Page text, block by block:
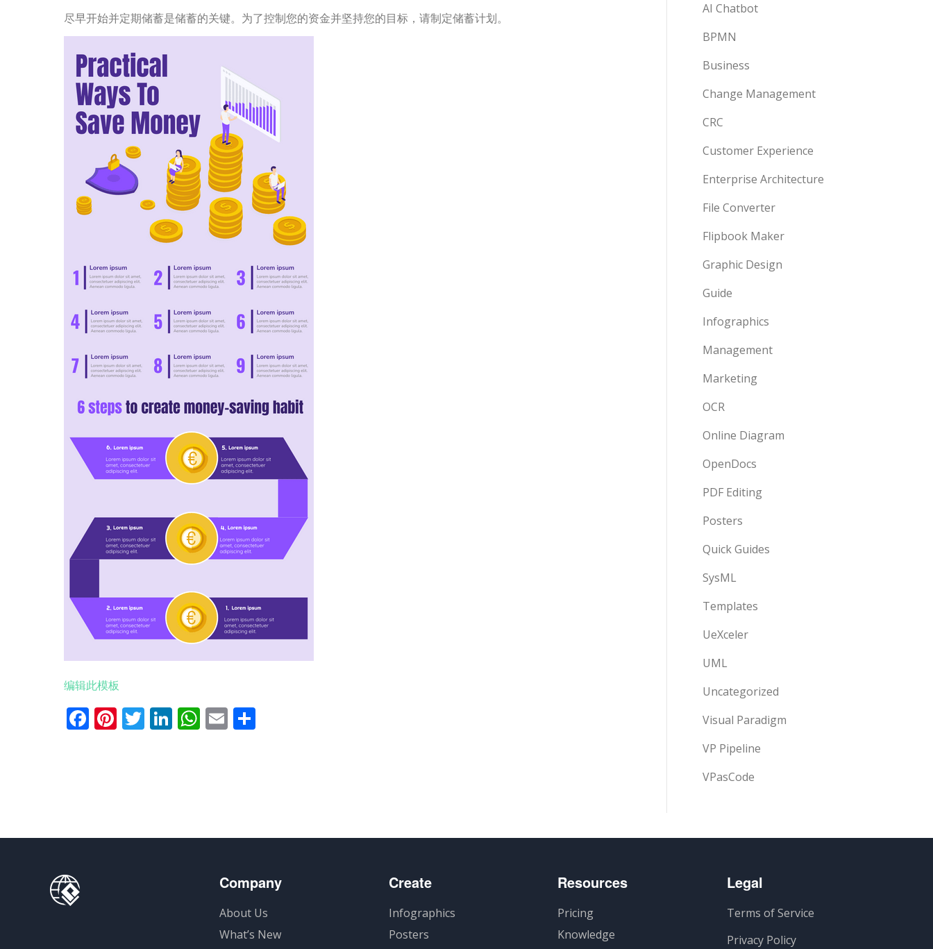
尽早开始并定期储蓄是储蓄的关键。为了控制您的资金并坚持您的目标，请制定储蓄计划。
编辑此模板
Facebook
Pinterest
Twitter
LinkedIn
WhatsApp
Email
AI Chatbot
BPMN
Business
Change Management
CRC
Customer Experience
Enterprise Architecture
File Converter
Flipbook Maker
Graphic Design
Guide
Infographics
Management
Marketing
OCR
Online Diagram
OpenDocs
PDF Editing
Posters
Quick Guides
SysML
Templates
UeXceler
UML
Uncategorized
Visual Paradigm
VP Pipeline
VPasCode
Company
About Us
What’s New
Create
Infographics
Posters
Resources
Pricing
Knowledge
Legal
Terms of Service
Privacy Policy